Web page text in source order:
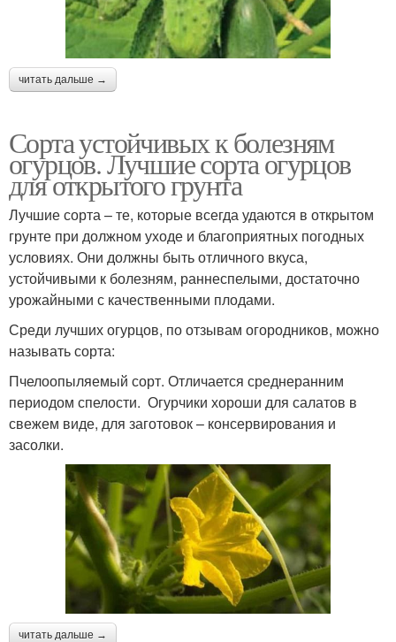
читать дальше →
Сорта устойчивых к болезням
огурцов. Лучшие сорта огурцов
для открытого грунта
Лучшие сорта – те, которые всегда удаются в открытом
грунте при должном уходе и благоприятных погодных
условиях. Они должны быть отличного вкуса,
устойчивыми к болезням, раннеспелыми, достаточно
урожайными с качественными плодами.
Среди лучших огурцов, по отзывам огородников, можно
называть сорта:
Пчелоопыляемый сорт. Отличается среднеранним
периодом спелости. Огурчики хороши для салатов в
свежем виде, для заготовок – консервирования и
засолки.
читать дальше →